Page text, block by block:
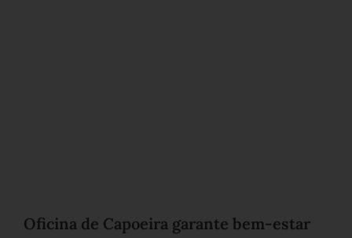
Oficina de Capoeira garante bem-estar